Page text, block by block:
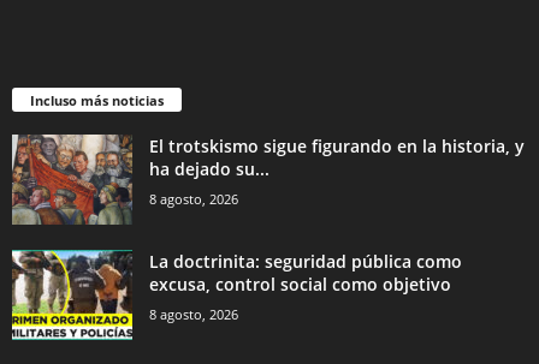
Incluso más noticias
El trotskismo sigue figurando en la historia, y
ha dejado su...
8 agosto, 2026
La doctrinita: seguridad pública como
excusa, control social como objetivo
8 agosto, 2026